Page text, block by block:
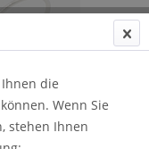
die
Wenn Sie
stehen Ihnen